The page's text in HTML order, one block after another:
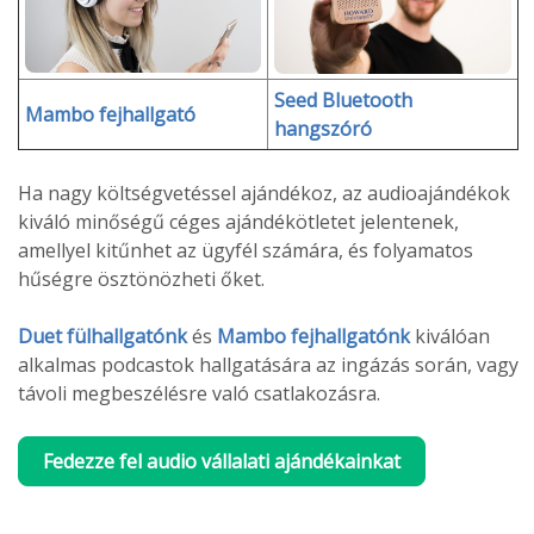
Mambo fejhallgató
Seed Bluetooth
hangszóró
Ha nagy költségvetéssel ajándékoz, az audioajándékok
kiváló minőségű céges ajándékötletet jelentenek,
amellyel kitűnhet az ügyfél számára, és folyamatos
hűségre ösztönözheti őket.
Duet fülhallgatónkés Mambo fejhallgatónkkiválóan
alkalmas podcastok hallgatására az ingázás során, vagy
távoli megbeszélésre való csatlakozásra.
Fedezze fel audio vállalati ajándékainkat